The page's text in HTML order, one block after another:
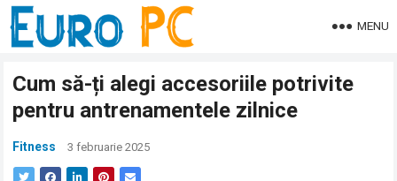
MENU
Cum să-ți alegi accesoriile potrivite
pentru antrenamentele zilnice
Fitness 3 februarie 2025